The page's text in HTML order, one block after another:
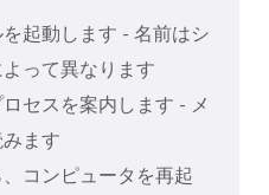
起動します - 名前はシ
って異なります
セスを案内します - メ
ます
コンピュータを再起